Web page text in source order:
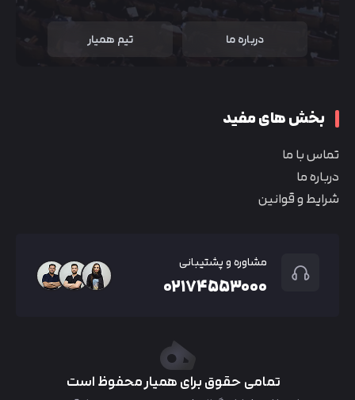
درباره ما تیم همیار
بخش های مفید
تماس با ما
درباره ما
شرایط و قوانین
مشاوره و پشتیبانی
۰۲۱۷۴۵۵۳۰۰۰
تمامی حقوق برای همیار محفوظ است